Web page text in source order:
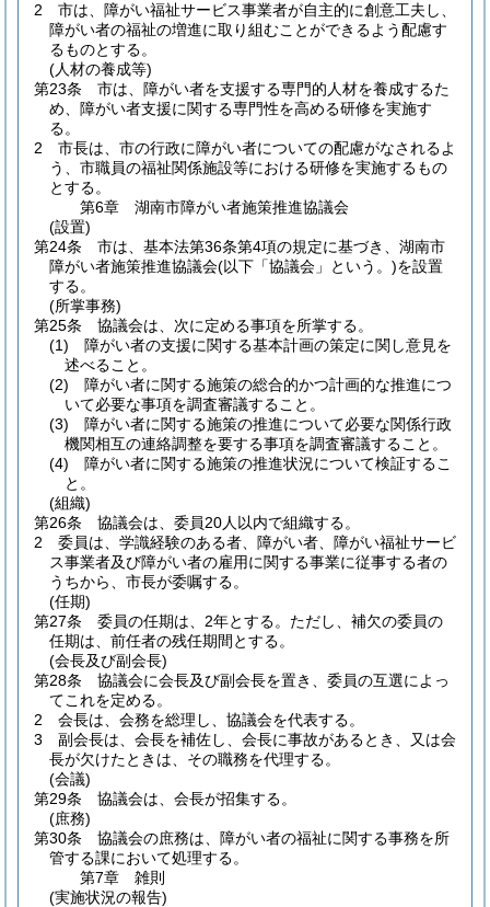
2
市は、障がい福祉サービス事業者が自主的に創意工夫し、
障がい者の福祉の増進に取り組むことができるよう配慮す
るものとする。
(人材の養成等)
第23条
市は、障がい者を支援する専門的人材を養成するた
め、障がい者支援に関する専門性を高める研修を実施す
る。
2
市長は、市の行政に障がい者についての配慮がなされるよ
う、市職員の福祉関係施設等における研修を実施するもの
とする。
第6章
湖南市障がい者施策推進協議会
(設置)
第24条
市は、基本法第36条第4項の規定に基づき、湖南市
障がい者施策推進協議会(以下「協議会」という。)を設置
する。
(所掌事務)
第25条
協議会は、次に定める事項を所掌する。
(1)
障がい者の支援に関する基本計画の策定に関し意見を
述べること。
(2)
障がい者に関する施策の総合的かつ計画的な推進につ
いて必要な事項を調査審議すること。
(3)
障がい者に関する施策の推進について必要な関係行政
機関相互の連絡調整を要する事項を調査審議すること。
(4)
障がい者に関する施策の推進状況について検証するこ
と。
(組織)
第26条
協議会は、委員20人以内で組織する。
2
委員は、学識経験のある者、障がい者、障がい福祉サービ
ス事業者及び障がい者の雇用に関する事業に従事する者の
うちから、市長が委嘱する。
(任期)
第27条
委員の任期は、2年とする。 ただし、補欠の委員の
任期は、前任者の残任期間とする。
(会長及び副会長)
第28条
協議会に会長及び副会長を置き、委員の互選によっ
てこれを定める。
2
会長は、会務を総理し、協議会を代表する。
3
副会長は、会長を補佐し、会長に事故があるとき、又は会
長が欠けたときは、その職務を代理する。
(会議)
第29条
協議会は、会長が招集する。
(庶務)
第30条
協議会の庶務は、障がい者の福祉に関する事務を所
管する課において処理する。
第7章
雑則
(実施状況の報告)